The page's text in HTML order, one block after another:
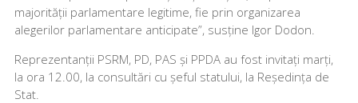
majorității parlamentare legitime, fie prin organizarea
alegerilor parlamentare anticipate”, susține Igor Dodon.
Reprezentanții PSRM, PD, PAS și PPDA au fost invitați marți,
la ora 12.00, la consultări cu șeful statului, la Reședința de
Stat.